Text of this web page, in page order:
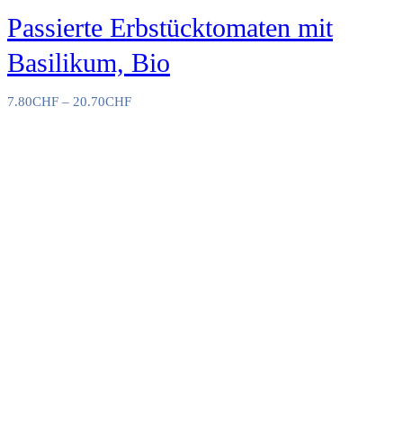
Passierte Erbstücktomaten mit
Basilikum, Bio
7.80CHF – 20.70CHF